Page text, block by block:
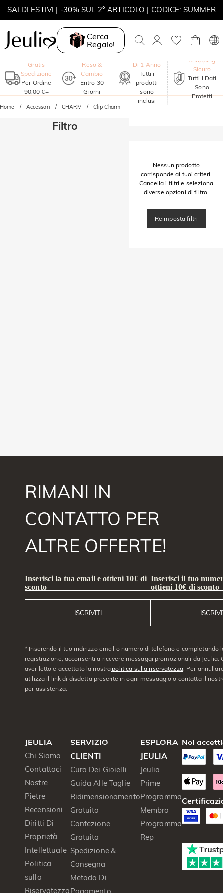
SALDI ESTIVI | -30% SUL 2° ARTICOLO | CODICE: SUMMER
MOVE MY WAY | ACQUISTA 3, COLLANA IN REGALO
Cerca
Regalo!
Gratis
Spedizione
Per Ordine
90,00 €+
Reso &
Cambio
Entro 30
Giorni
Di 1 Anno
Tutti i
prodotti
sono
inclusi
Shopping
Sicuro
Tutti I Dati
Sono
Protetti
Home Accessori CHARM Clip Charm
Filtro
Nessun prodotto
corrisponde ai tuoi criteri.
Cancella i filtri e seleziona
diverse opzioni di filtro.
Reimposta filtri
RIMANI IN
CONTATTO PER
ALTRE OFFERTE!
Inserisci la tua email e ottieni 10€ di
sconto
ISCRIVITI
Inserisci il tuo
ottieni 10€ di sconto
* Inserendo il tuo indirizzo email o numero di telefono e completando
registrazione, acconsenti a ricevere messaggi promozionali da Jeulia.
aver letto e accettato la nostra politica sulla riservatezza. Per
utilizza il link di disdetta presente in ogni messaggio o contatta il
per assistenza.
JEULIA
Chi Siamo
Contattaci
Nostre
Pietre
Recensioni
Diritti Di
Proprietà
Intellettuale
Politica
sulla
Riservatezza
SERVIZIO
CLIENTI
Cura Dei Gioielli
Guida Alle Taglie
Ridimensionamento
Gratuito
Confezione
Gratuita
Spedizione &
Consegna
Metodo Di
Pagamento
ESPLORA
JEULIA
Jeulia
Prime
Programma
Membro
Programma
Rep
Noi